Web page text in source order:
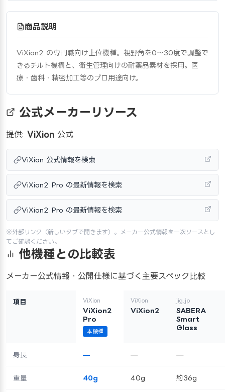
商品説明
ViXion2 の専門職向け上位機種。視野角を0〜30度で調整で
きるチルト機構と、衛生管理向けの耐薬品素材を採用。医
療・歯科・精密加工等のプロ用途向け。
公式メーカーリソース
提供: ViXion 公式
ViXion 公式情報を検索
ViXion2 Pro の最新情報を検索
ViXion2 Pro の最新情報を検索
※外部リンク（新しいタブで開きます）。メーカー公式情報を一次ソースとし
てご確認ください。
他機種との比較表
メーカー公式情報・公開仕様に基づく主要スペック比較
項目 ViXion
ViXion2
Pro
本機種
ViXion
ViXion2
jig.jp
SABERA
Smart
Glass
身長 — — —
重量 40g 40g 約36g